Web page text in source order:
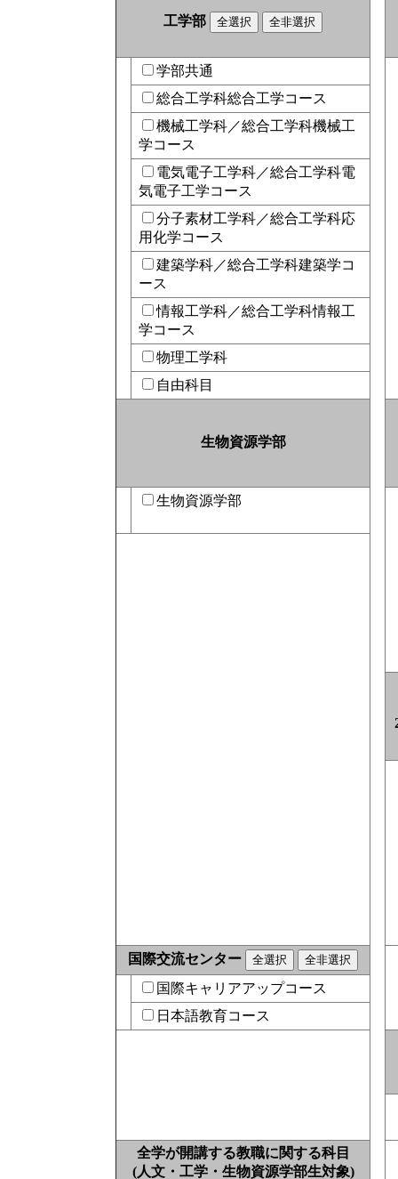
工学部
学部共通
総合工学科総合工学コース
機械工学科／総合工学科機械工
学コース
電気電子工学科／総合工学科電
気電子工学コース
分子素材工学科／総合工学科応
用化学コース
建築学科／総合工学科建築学コ
ース
情報工学科／総合工学科情報工
学コース
物理工学科
自由科目
生物資源学部
生物資源学部
国際交流センター
国際キャリアアップコース
日本語教育コース
全学が開講する教職に関する科目
(人文・工学・生物資源学部生対象)